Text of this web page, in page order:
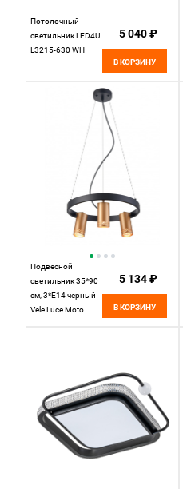
Потолочный
cветильник LED4U
L3215-630 WH
5 040 ₽
В КОРЗИНУ
Подвесной
светильник 35*90
см, 3*E14 черный
Vele Luce Moto
5 134 ₽
В КОРЗИНУ